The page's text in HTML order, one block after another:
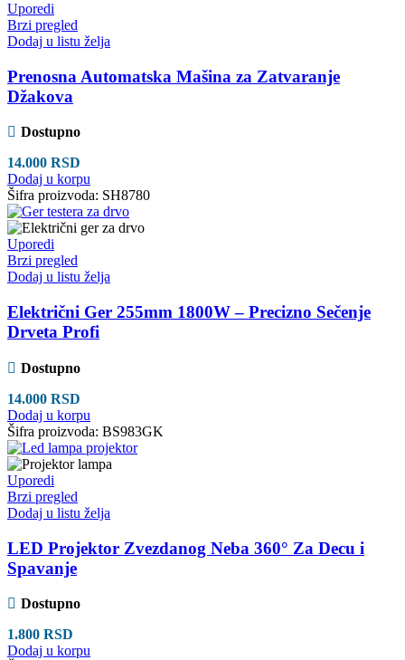
Uporedi
Brzi pregled
Dodaj u listu želja
Prenosna Automatska Mašina za Zatvaranje
Džakova
Dostupno
14.000 RSD
Dodaj u korpu
Šifra proizvoda: SH8780
Uporedi
Brzi pregled
Dodaj u listu želja
Električni Ger 255mm 1800W – Precizno Sečenje
Drveta Profi
Dostupno
14.000 RSD
Dodaj u korpu
Šifra proizvoda: BS983GK
Uporedi
Brzi pregled
Dodaj u listu želja
LED Projektor Zvezdanog Neba 360° Za Decu i
Spavanje
Dostupno
1.800 RSD
Dodaj u korpu